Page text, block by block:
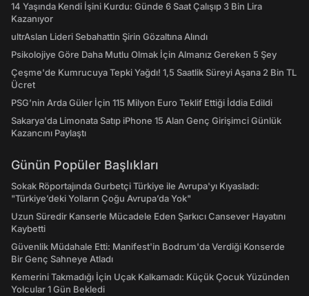
14 Yaşında Kendi İşini Kurdu: Günde 6 Saat Çalışıp 3 Bin Lira
Kazanıyor
ultrAslan Lideri Sebahattin Şirin Gözaltına Alındı
Psikolojiye Göre Daha Mutlu Olmak İçin Almanız Gereken 5 Şey
Çeşme'de Kumrucuya Tepki Yağdı! 1,5 Saatlik Süreyi Aşana 2 Bin TL
Ücret
PSG’nin Arda Güler İçin 115 Milyon Euro Teklif Ettiği İddia Edildi
Sakarya'da Limonata Satıp iPhone 15 Alan Genç Girişimci Günlük
Kazancını Paylaştı
Günün Popüler Başlıkları
Sokak Röportajında Gurbetçi Türkiye ile Avrupa'yı Kıyasladı:
"Türkiye’deki Yolların Çoğu Avrupa’da Yok"
Uzun Süredir Kanserle Mücadele Eden Şarkıcı Cansever Hayatını
Kaybetti
Güvenlik Müdahale Etti: Manifest'in Bodrum'da Verdiği Konserde
Bir Genç Sahneye Atladı
Kemerini Takmadığı İçin Uçak Kalkamadı: Küçük Çocuk Yüzünden
Yolcular 1 Gün Bekledi